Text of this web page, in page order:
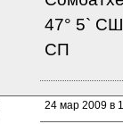
47° 5`
СП
24 мар 2009 в